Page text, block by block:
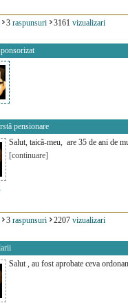
3 raspunsuri 3161 vizualizari
pensionare
Salut, taică-meu, are 35 de ani de
[continuare]
3 raspunsuri 2207 vizualizari
Salut , au fost aprobate ceva